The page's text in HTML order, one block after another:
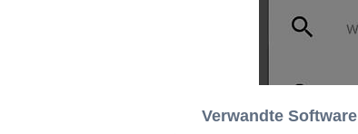
Verwandte Software